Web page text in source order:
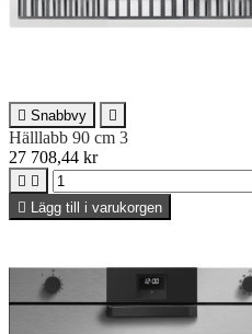
 Snabbvy 
Hälllabb 90 cm 3
27 708,44 kr
 
 Lägg till i varukorgen